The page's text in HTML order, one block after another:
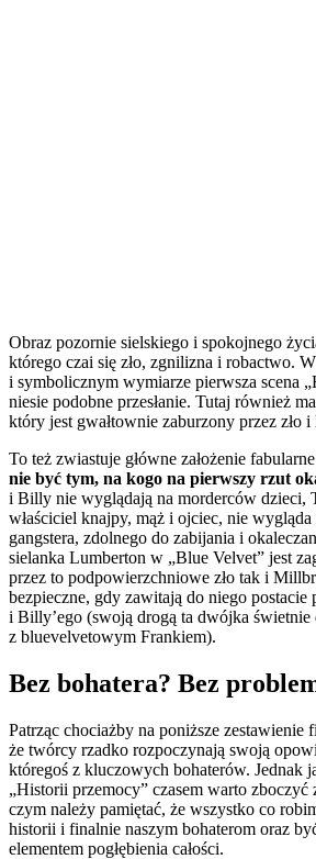
Obraz pozornie sielskiego i spokojnego
którego czai się zło, zgnilizna i robactwo.
i symbolicznym wymiarze pierwsza scena
niesie podobne przesłanie. Tutaj również
który jest gwałtownie zaburzony przez zło
To też zwiastuje główne założenie
nie być tym, na kogo na pierwszy rzut
i Billy nie wyglądają na morderców dzieci,
właściciel knajpy, mąż i ojciec, nie wygląda
gangstera, zdolnego do zabijania i
sielanka Lumberton w „Blue Velvet” jest
przez to podpowierzchniowe zło tak i
bezpieczne, gdy zawitają do niego postacie
i Billy’ego (swoją drogą ta dwójka świetnie
z bluevelvetowym Frankiem).
Bez bohatera? Bez
Patrząc chociażby na poniższe zestawienie
że twórcy rzadko rozpoczynają swoją
któregoś z kluczowych bohaterów. Jednak
„Historii przemocy” czasem warto zboczyć
czym należy pamiętać, że wszystko co
historii i finalnie naszym bohaterom oraz
elementem pogłębienia całości.